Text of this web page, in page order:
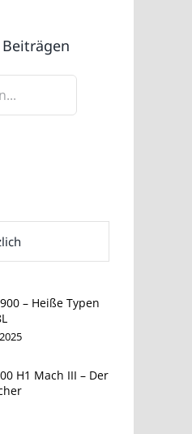
– Heiße Typen
H1 Mach III – Der